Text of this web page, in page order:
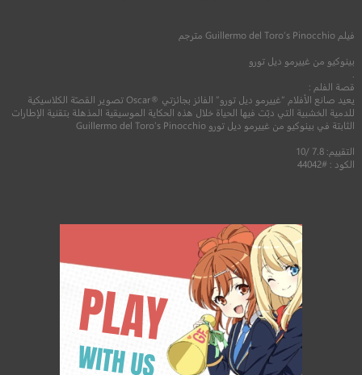
فيلم Guillermo del Toro’s Pinocchioمترجم
بينوكيو من غييرمو ديل تورو
قصة الفلم :
يعيد صانع الأفلام “غييرمو ديل تورو” الفائز بجائزتي ®Oscar تصوير القصّة الكلاسيكية
للدمية الخشبية التي دبّت فيها الحياة خلال هذه الحكاية الموسيقية المذهلة بتقنية الإطارات
الثابتة في بينوكيو من غييرمو ديل تورو Guillermo del Toro’s Pinocchio
التقييم: 7.8 /10
الكود : #44042